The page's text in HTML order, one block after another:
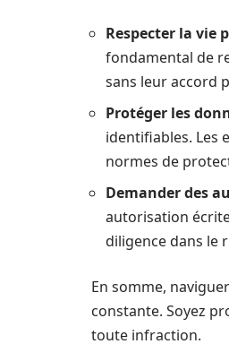
Respecter la vie
fondamental de
sans leur accord
Protéger les
identifiables. Les
normes de
Demander des
autorisation
diligence dans le
En somme,
constante. Soyez
toute infraction.